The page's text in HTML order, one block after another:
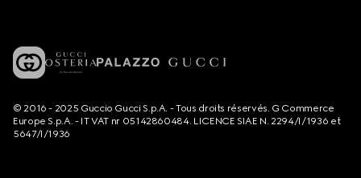
© 2016 - 2025 Guccio Gucci S.p.A. - Tous droits réservés. G Commerce
Europe S.p.A. - IT VAT nr 05142860484. LICENCE SIAE N. 2294/I/1936 et
5647/I/1936